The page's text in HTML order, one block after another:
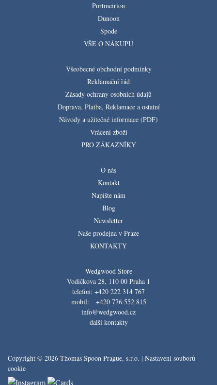
Portmeirion
Dunoon
Spode
VŠE O NÁKUPU
Všeobecné obchodní podmínky
Reklamační řád
Zásady ochrany osobních údajů
Doprava, Platba, Reklamace a ostatní
Návody a užitečné informace (PDF)
Vrácení zboží
PRO ZÁKAZNÍKY
O nás
Kontakt
Napište nám
Blog
Newsletter
Naše prodejna v Praze
KONTAKTY
Wedgwood Store
Vodičkova 28, 110 00 Praha 1
telefon: +420 222 314 767
mobil: +420 776 552 815
info@wedgwood.cz
další kontakty
Copyright © 2026 Thomas Spoon Prague, s.r.o. | Nastavení souborů
cookie